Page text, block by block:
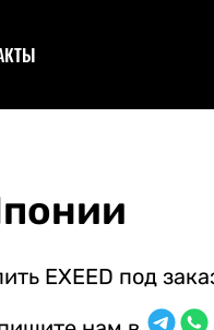
EXEED под